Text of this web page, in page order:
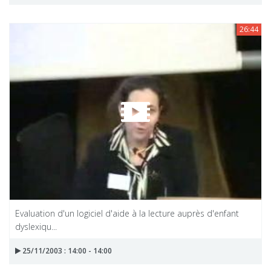
26:44
Evaluation d'un logiciel d'aide à la lecture auprès d'enfant
dyslexiqu...
25/11/2003 : 14:00 - 14:00